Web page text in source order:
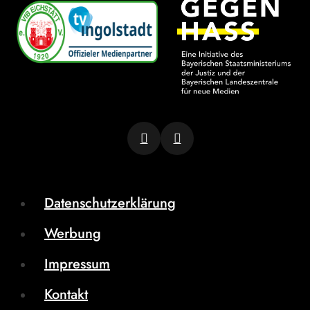
Datenschutzerklärung
Werbung
Impressum
Kontakt